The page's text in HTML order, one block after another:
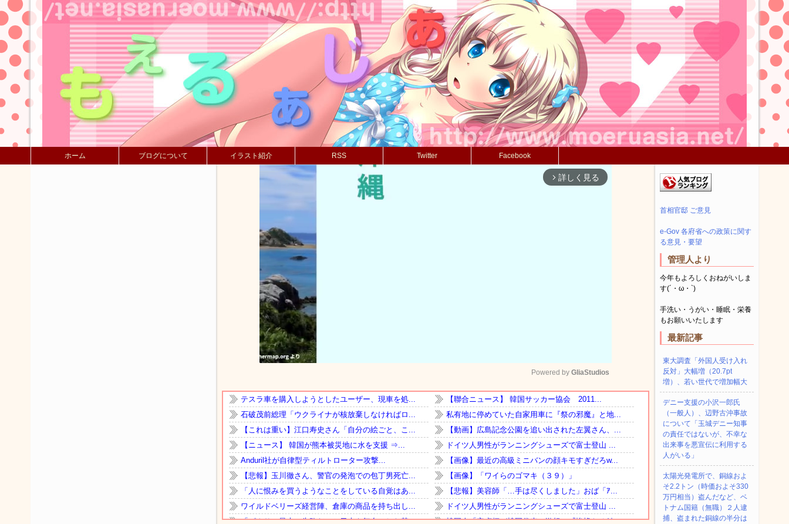
ホーム ブログについて イラスト紹介 RSS Twitter Facebook
arrow_forward_ios 詳しく見る
Mute
Powered by GliaStudios
首相官邸 ご意見
e-Gov 各府省への政策に関す
る意見・要望
管理人より
今年もよろしくおねがいしま
す(´・ω・`)
手洗い・うがい・睡眠・栄養
もお願いいたします
最新記事
東大調査「外国人受け入れ
反対」大幅増（20.7pt
増）、若い世代で増加幅大
デニー支援の小沢一郎氏
（一般人）、辺野古沖事故
について「玉城デニー知事
の責任ではないが、不幸な
出来事を悪宣伝に利用する
人がいる」
太陽光発電所で、銅線およ
そ2.2トン（時価およそ330
万円相当）盗んだなど、ベ
トナム国籍（無職）２人逮
捕、盗まれた銅線の半分は